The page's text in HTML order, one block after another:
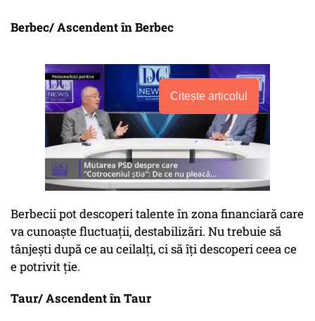
Berbec/ Ascendent în Berbec
Citește articolul
Berbecii pot descoperi talente în zona financiară care
va cunoaște fluctuații, destabilizări. Nu trebuie să
tânjești după ce au ceilalți, ci să îți descoperi ceea ce
e potrivit ție.
Taur/ Ascendent în Taur